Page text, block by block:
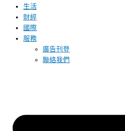
生活
財經
國際
服務
廣告刊登
聯絡我們